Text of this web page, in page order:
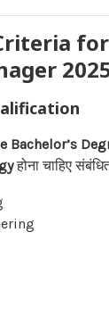
for
Bachelor’s
होना चाहिए